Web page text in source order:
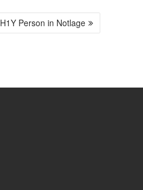
H1Y Person in Notlage